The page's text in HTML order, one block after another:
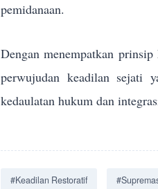
pemidanaan.
Dengan menempatkan
perwujudan keadilan sejati
kedaulatan hukum dan
#Keadilan Restoratif